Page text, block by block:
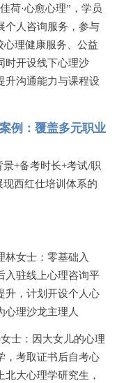
荷·心愈心理”，学员
个人咨询服务，参与
心理健康服务、公益
时开设线下心理沙
升沟通能力与课程设
例：覆盖多元职业
景+备考时长+考试/职
现西红仕培训体系的
林女士：零基础入
入驻线上心理咨询平
升，计划开设个人心
心理沙龙主理人
士：因大女儿的心理
，考取证书后自考心
北大心理学研究生，